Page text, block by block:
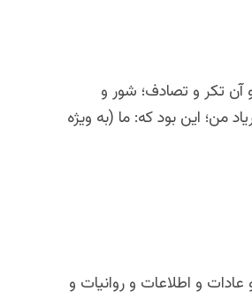
آن تکر و تصادف؛ شور و
من؛ این بود که: ما (به ویژه
و اطلاعات و روانیات و